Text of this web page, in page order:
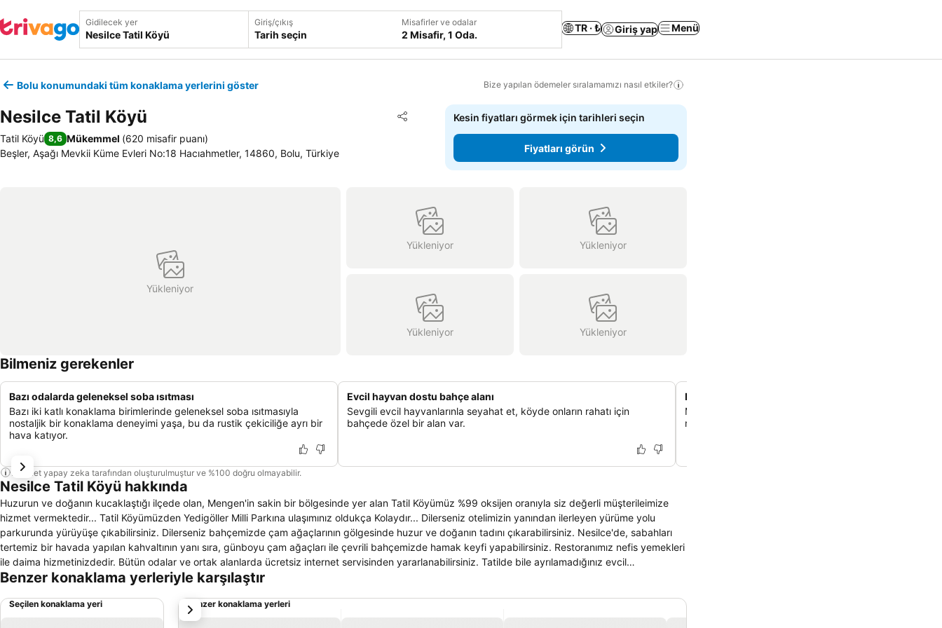
Gidilecek yer Giriş/çıkış
Tarih seçin
Misafirler ve odalar
2 Misafir, 1 Oda.
TR · ₺ Giriş yap Menü
Bolu konumundaki tüm konaklama yerlerini göster Bize yapılan ödemeler sıralamamızı nasıl etkiler?
Nesilce Tatil Köyü Paylaş
Favorilerime ekle
Tatil Köyü 8,6 Mükemmel (620 misafir puanı)
Beşler, Aşağı Mevkii Küme Evleri No:18 Hacıahmetler, 14860, Bolu, Türkiye
Kesin fiyatları görmek için tarihleri seçin
Fiyatları görün
Yükleniyor
Yükleniyor Yükleniyor
Yükleniyor Yükleniyor
Bilmeniz gerekenler
Bazı odalarda geleneksel soba ısıtması
Bazı iki katlı konaklama birimlerinde geleneksel soba ısıtmasıyla
nostaljik bir konaklama deneyimi yaşa, bu da rustik çekiciliğe ayrı bir
hava katıyor.
Evcil hayvan dostu bahçe alanı
Sevgili evcil hayvanlarınla seyahat et, köyde onların rahatı için
bahçede özel bir alan var.
Doğayla iç içe, huzurlu konum
Mengen'de doğanın kucağında sakin bir kaçamak yap,
merkezinden çok uzakta hissettiren huzurlu bir ortam
Bu özet yapay zeka tarafından oluşturulmuştur ve %100 doğru olmayabilir.
Nesilce Tatil Köyü hakkında
Huzurun ve doğanın kucaklaştığı ilçede olan, Mengen'in sakin bir bölgesinde yer alan Tatil Köyümüz %99 oksijen oranıyla siz değerli müşterileimize
hizmet vermektedir... Tatil Köyümüzden Yedigöller Milli Parkına ulaşımınız oldukça Kolaydır... Dilerseniz otelimizin yanından ilerleyen yürüme yolu
parkurunda yürüyüşe çıkabilirsiniz. Dilerseniz bahçemizde çam ağaçlarının gölgesinde huzur ve doğanın tadını çıkarabilirsiniz. Nesilce'de, sabahları
tertemiz bir havada yapılan kahvaltının yanı sıra, günboyu çam ağaçları ile çevrili bahçemizde hamak keyfi yapabilirsiniz. Restoranımız nefis yemekleri
ile daima hizmetinizdedir. Bütün odalar ve ortak alanlarda ücretsiz internet servisinden yararlanabilirsiniz. Tatilde bile ayrılamadığınız evcil
hayvanlarınızı da, bahçemizde onlar için ayırdığımız özel bir alanda kabul etmekteyiz. Hem doğa hemde otel konforu yaşayabilirsiniz…
Benzer konaklama yerleriyle karşılaştır
Seçilen konaklama yeri Benzer konaklama yerleri
sonraki